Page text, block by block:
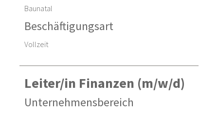
Baunatal
Beschäftigungsart
Vollzeit
Leiter/in Finanzen (m/w/d)
Unternehmensbereich